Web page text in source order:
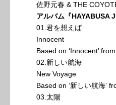
佐野元春 & THE
アルバム『HAYABUSA
01.君を想えば
Innocent
Based on ‘Innocent’
02.新しい航海
New Voyage
Based on ‘新しい航海’
03.太陽